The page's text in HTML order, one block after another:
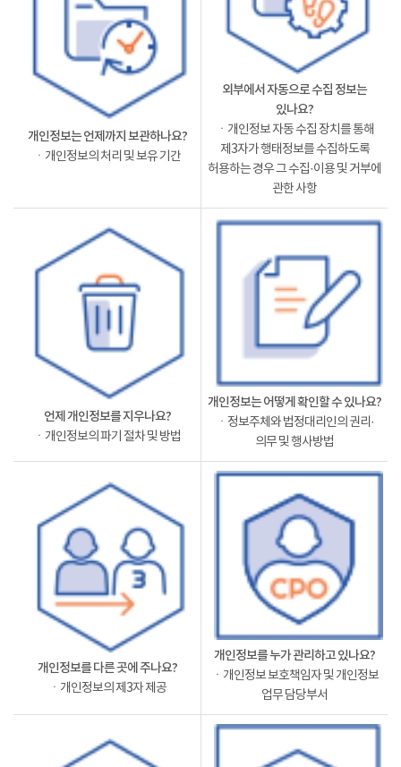
개인정보는 언제까지 보관하나요?
ㆍ개인정보의 처리 및 보유 기간
외부에서 자동으로 수집 정보는
있나요?
ㆍ개인정보 자동 수집 장치를 통해
제3자가 행태정보를 수집하도록
허용하는 경우 그 수집·이용 및 거부에
관한 사항
언제 개인정보를 지우나요?
ㆍ개인정보의 파기 절차 및 방법
개인정보는 어떻게 확인할 수 있나요?
ㆍ정보주체와 법정대리인의 권리·
의무 및 행사방법
개인정보를 다른 곳에 주나요?
ㆍ개인정보의 제3자 제공
개인정보를 누가 관리하고 있나요?
ㆍ개인정보 보호책임자 및 개인정보
업무 담당부서